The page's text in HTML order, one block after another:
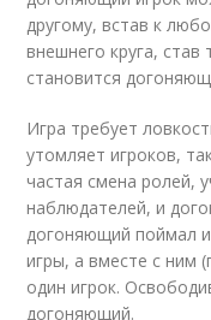
другому, встав к
внешнего круга,
становится
Игра требует
утомляет игроков,
частая смена ролей,
наблюдателей, и
догоняющий поймал
игры, а вместе с
один игрок.
догоняющий.